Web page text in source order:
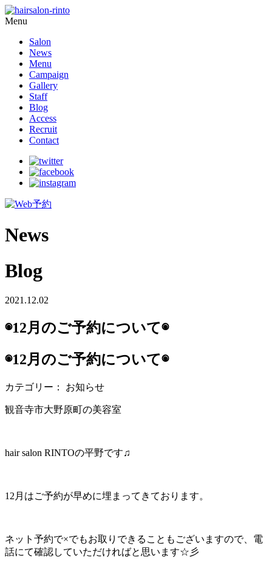
Menu
Salon
News
Menu
Campaign
Gallery
Staff
Blog
Access
Recruit
Contact
News
Blog
2021.12.02
◉12月のご予約について◉
◉12月のご予約について◉
カテゴリー： お知らせ
観音寺市大野原町の美容室
hair salon RINTOの平野です♫
12月はご予約が早めに埋まってきております。
ネット予約で×でもお取りできることもございますので、電
話にて確認していただければと思います☆彡